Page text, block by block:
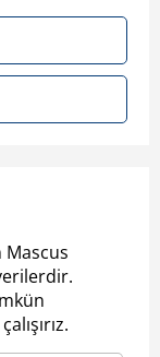
Mascus